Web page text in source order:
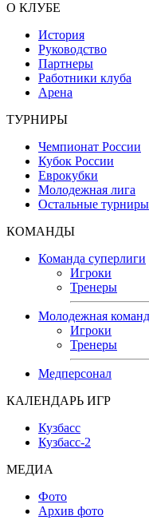
О КЛУБЕ
История
Руководство
Партнеры
Работники клуба
Арена
ТУРНИРЫ
Чемпионат России
Кубок России
Еврокубки
Молодежная лига
Остальные турниры
КОМАНДЫ
Команда суперлиги
Игроки
Тренеры
Молодежная
Игроки
Тренеры
Медперсонал
КАЛЕНДАРЬ ИГР
Кузбасс
Кузбасс-2
МЕДИА
Фото
Архив фото